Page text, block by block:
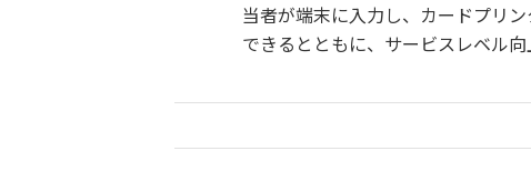
当者が端末に入力し、カードプリ
できるとともに、サービスレベル向